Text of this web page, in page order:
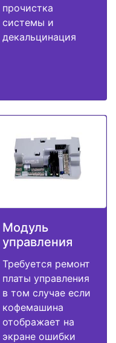
прочистка
системы и
декальцинация
Модуль
управления
Требуется ремонт
платы управления
в том случае если
кофемашина
отображает на
экране ошибки